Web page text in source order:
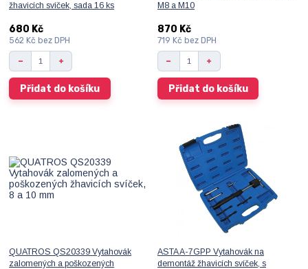
žhavicích svíček, sada 16 ks
680 Kč
562 Kč bez DPH
Přidat do košíku
M8 a M10
870 Kč
719 Kč bez DPH
Přidat do košíku
QUATROS QS20339 Vytahovák
zalomených a poškozených
ASTA A-7GPP Vytahovák na
demontáž žhavicích svíček, s